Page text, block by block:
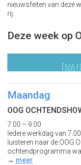
nieuwsfeiten van deze
rij.
Deze week op
MA
Maandag
OOG
7:00 – 9:00
Iedere werkdag van
luisteren naar de OOG
ochtendprogramma
→ meer